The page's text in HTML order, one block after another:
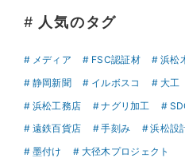
# 人気のタグ
メディア FSC認証材 浜松
静岡新聞
イルボスコ 大工
浜松工務店
ナグリ加工
遠鉄百貨店
手刻み 浜松設
墨付け
大径木プロジェクト